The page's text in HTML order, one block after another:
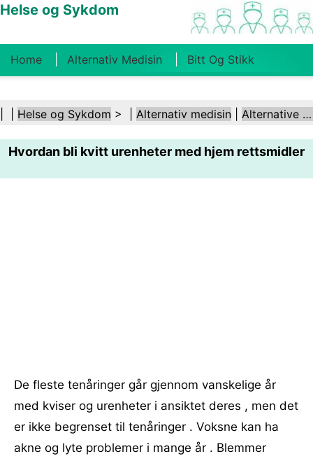
Helse og Sykdom
Home Alternativ Medisin Bitt Og Stikk
Kosthold Og Ernæring Familiehelse
Helsebransjen Psykisk Helse Folkehelse Og
Sikkerhet Kirurgi Og Prosedyrer Helse
Helse og Sykdom > | Alternativ medisin Alternative behandlinger
Hvordan bli kvitt urenheter med hjem rettsmidler
De fleste tenåringer går gjennom vanskelige år
med kviser og urenheter i ansiktet deres , men det
er ikke begrenset til tenåringer . Voksne kan ha
akne og lyte problemer i mange år . Blemmer